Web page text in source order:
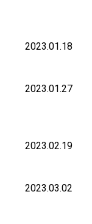
2023.01.18
2023.01.27
2023.02.19
2023.03.02